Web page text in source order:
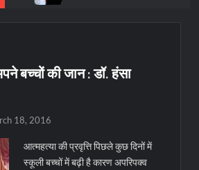
बच्चों की जान : डॉ. हंसा
18, 2016
आत्महत्या की प्रवृत्ति पिछले कुछ दिनों में
स्कूली बच्चों में बढ़ी है कारण अपरिपक्व